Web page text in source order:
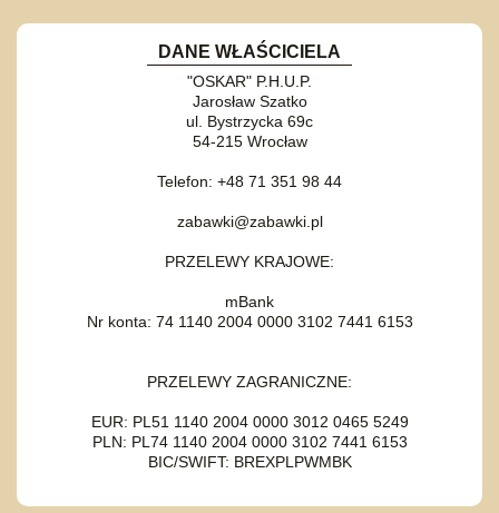
DANE WŁAŚCICIELA
"OSKAR" P.H.U.P.
Jarosław Szatko
ul. Bystrzycka 69c
54-215 Wrocław
Telefon: +48 71 351 98 44
zabawki@zabawki.pl
PRZELEWY KRAJOWE:
mBank
Nr konta: 74 1140 2004 0000 3102 7441 6153
PRZELEWY ZAGRANICZNE:
EUR: PL51 1140 2004 0000 3012 0465 5249
PLN: PL74 1140 2004 0000 3102 7441 6153
BIC/SWIFT: BREXPLPWMBK